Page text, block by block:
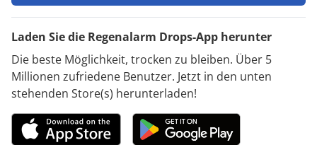
Laden Sie die Regenalarm Drops-App herunter
Die beste Möglichkeit, trocken zu bleiben. Über 5
Millionen zufriedene Benutzer. Jetzt in den unten
stehenden Store(s) herunterladen!